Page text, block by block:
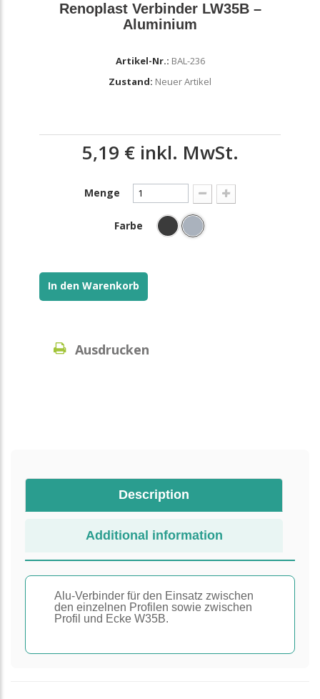
Renoplast Verbinder LW35B –
Aluminium
Artikel-Nr.: BAL-236
Zustand: Neuer Artikel
5,19 €inkl. MwSt.
Menge
Farbe
In den Warenkorb
Ausdrucken
Description
Additional information
Alu-Verbinder für den Einsatz zwischen
den einzelnen Profilen sowie zwischen
Profil und Ecke W35B.